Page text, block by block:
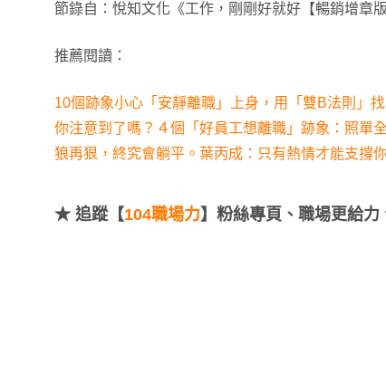
節錄自：悅知文化《工作，剛剛好就好【暢銷增章
推薦閱讀：
10個跡象小心「安靜離職」上身，用「雙B法則」
你注意到了嗎？４個「好員工想離職」跡象：照單
狼再狠，終究會躺平。葉丙成：只有熱情才能支撐
★ 追蹤【104職場力】粉絲專頁、職場更給